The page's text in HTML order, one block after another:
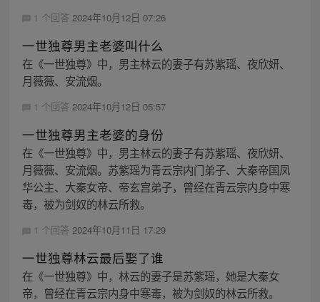
1 个回答 2024年10月12日 07:26
一世独尊男主老婆叫什么
在《一世独尊》中，男主林云的妻子有苏紫瑶、夜欣妍、
月薇薇、安流烟。
1 个回答 2024年10月12日 05:57
一世独尊男主老婆的身份
在《一世独尊》中，男主林云的妻子有苏紫瑶、夜欣妍、
月薇薇、安流烟。苏紫瑶为青云宗内门弟子、大秦帝国凤
华公主、大秦女帝、帝玄宫弟子，曾经在青云宗内身中寒
毒，被为剑奴的林云所救。
1 个回答 2024年10月11日 17:29
一世独尊林云最后娶了谁
在《一世独尊》中，林云的妻子是苏紫瑶，她是大秦女
帝，曾经在青云宗内身中寒毒，被为剑奴的林云所救。